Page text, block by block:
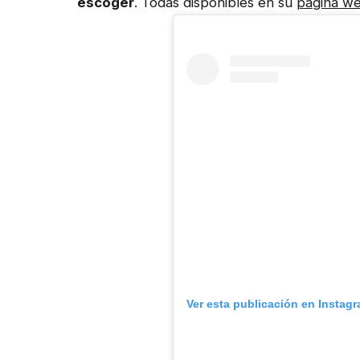
Ver esta publicación en